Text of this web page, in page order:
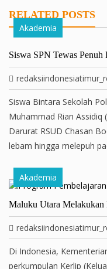
RELATED POSTS
Akademia
Siswa SPN Tewas
Siswa Bintara Sekolah
Muhammad Rian Assidiq
Darurat RSUD Chasan
lebam hingga melepuh
Akademia
Maluku Utara
Di Indonesia,
perkumpulan Kerlip